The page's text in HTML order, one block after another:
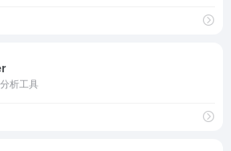
析工具